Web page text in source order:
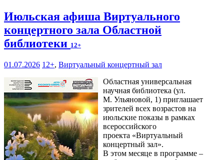
Июльская афиша Виртуального
концертного зала Областной
библиотеки 12+
01.07.2026 12+, Виртуальный концертный зал
Областная универсальная
научная библиотека (ул.
М. Ульяновой, 1) приглашает
зрителей всех возрастов на
июльские показы в рамках
всероссийского
проекта «Виртуальный
концертный зал».
В этом месяце в программе –